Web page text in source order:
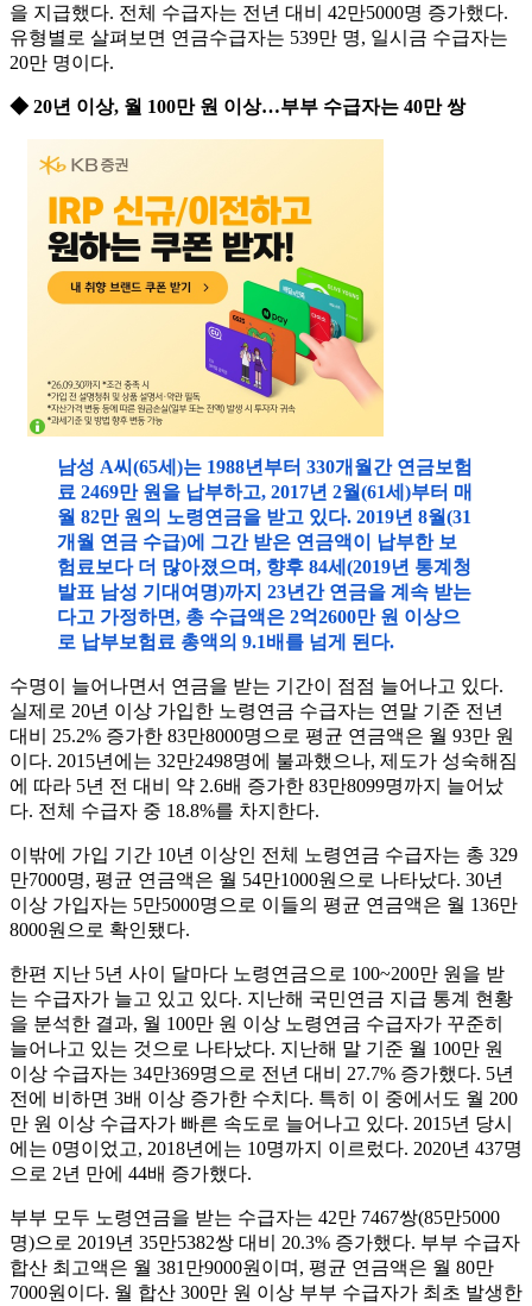
을 지급했다. 전체 수급자는 전년 대비 42만5000명 증가했다.
유형별로 살펴보면 연금수급자는 539만 명, 일시금 수급자는
20만 명이다.
◆ 20년 이상, 월 100만 원 이상…부부 수급자는 40만 쌍
남성 A씨(65세)는 1988년부터 330개월간 연금보험
료 2469만 원을 납부하고, 2017년 2월(61세)부터 매
월 82만 원의 노령연금을 받고 있다. 2019년 8월(31
개월 연금 수급)에 그간 받은 연금액이 납부한 보
험료보다 더 많아졌으며, 향후 84세(2019년 통계청
발표 남성 기대여명)까지 23년간 연금을 계속 받는
다고 가정하면, 총 수급액은 2억2600만 원 이상으
로 납부보험료 총액의 9.1배를 넘게 된다.
수명이 늘어나면서 연금을 받는 기간이 점점 늘어나고 있다.
실제로 20년 이상 가입한 노령연금 수급자는 연말 기준 전년
대비 25.2% 증가한 83만8000명으로 평균 연금액은 월 93만 원
이다. 2015년에는 32만2498명에 불과했으나, 제도가 성숙해짐
에 따라 5년 전 대비 약 2.6배 증가한 83만8099명까지 늘어났
다. 전체 수급자 중 18.8%를 차지한다.
이밖에 가입 기간 10년 이상인 전체 노령연금 수급자는 총 329
만7000명, 평균 연금액은 월 54만1000원으로 나타났다. 30년
이상 가입자는 5만5000명으로 이들의 평균 연금액은 월 136만
8000원으로 확인됐다.
한편 지난 5년 사이 달마다 노령연금으로 100~200만 원을 받
는 수급자가 늘고 있고 있다. 지난해 국민연금 지급 통계 현황
을 분석한 결과, 월 100만 원 이상 노령연금 수급자가 꾸준히
늘어나고 있는 것으로 나타났다. 지난해 말 기준 월 100만 원
이상 수급자는 34만369명으로 전년 대비 27.7% 증가했다. 5년
전에 비하면 3배 이상 증가한 수치다. 특히 이 중에서도 월 200
만 원 이상 수급자가 빠른 속도로 늘어나고 있다. 2015년 당시
에는 0명이었고, 2018년에는 10명까지 이르렀다. 2020년 437명
으로 2년 만에 44배 증가했다.
부부 모두 노령연금을 받는 수급자는 42만 7467쌍(85만5000
명)으로 2019년 35만5382쌍 대비 20.3% 증가했다. 부부 수급자
합산 최고액은 월 381만9000원이며, 평균 연금액은 월 80만
7000원이다. 월 합산 300만 원 이상 부부 수급자가 최초 발생한